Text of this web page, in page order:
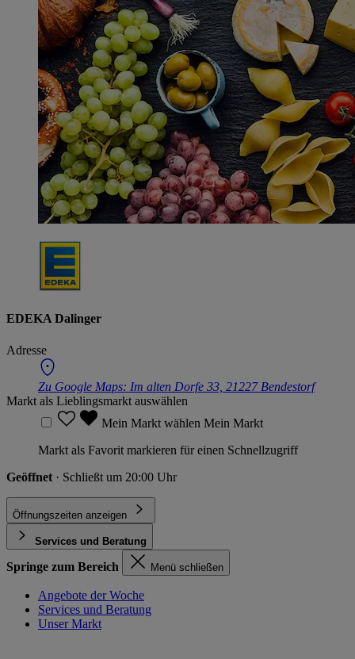
EDEKA Dalinger
Adresse
Zu Google Maps: Im alten Dorfe 33, 21227 Bendestorf
Markt als Lieblingsmarkt auswählen
Mein Markt wählen Mein Markt
Markt als Favorit markieren für einen Schnellzugriff
Geöffnet · Schließt um 20:00 Uhr
Öffnungszeiten anzeigen
Services und Beratung
Springe zum Bereich Menü schließen
Angebote der Woche
Services und Beratung
Unser Markt